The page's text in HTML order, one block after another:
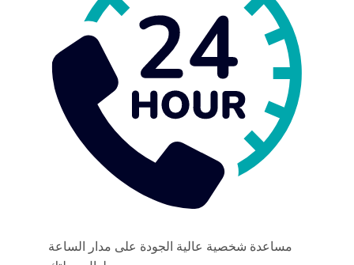
مساعدة شخصية عالية الجودة على مدار الساعة